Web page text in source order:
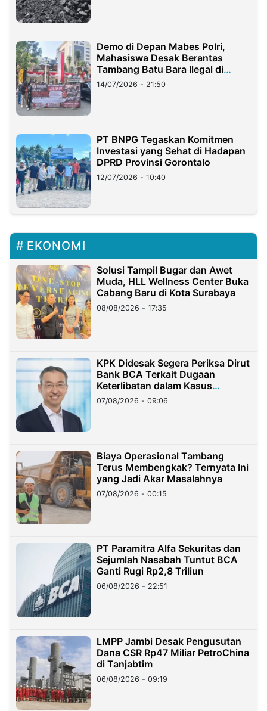
Demo di Depan Mabes Polri,
Mahasiswa Desak Berantas
Tambang Batu Bara Ilegal di
Lampung
14/07/2026 - 21:50
PT BNPG Tegaskan Komitmen
Investasi yang Sehat di Hadapan
DPRD Provinsi Gorontalo
12/07/2026 - 10:40
EKONOMI
Solusi Tampil Bugar dan Awet
Muda, HLL Wellness Center Buka
Cabang Baru di Kota Surabaya
08/08/2026 - 17:35
KPK Didesak Segera Periksa Dirut
Bank BCA Terkait Dugaan
Keterlibatan dalam Kasus
Hilangnya Dana Nasabah Rp2,58
Miliar
07/08/2026 - 09:06
Biaya Operasional Tambang
Terus Membengkak? Ternyata Ini
yang Jadi Akar Masalahnya
07/08/2026 - 00:15
PT Paramitra Alfa Sekuritas dan
Sejumlah Nasabah Tuntut BCA
Ganti Rugi Rp2,8 Triliun
06/08/2026 - 22:51
LMPP Jambi Desak Pengusutan
Dana CSR Rp47 Miliar PetroChina
di Tanjabtim
06/08/2026 - 09:19